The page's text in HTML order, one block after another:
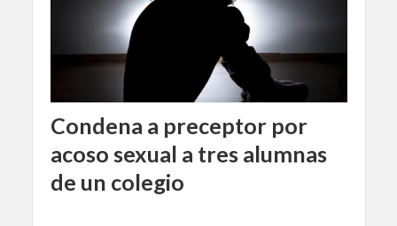
Condena a preceptor por
acoso sexual a tres alumnas
de un colegio